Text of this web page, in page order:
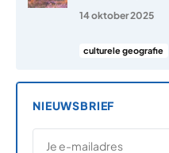
14 oktober 2025
culturele geografie
NIEUWSBRIEF
E-MAILADRES
*